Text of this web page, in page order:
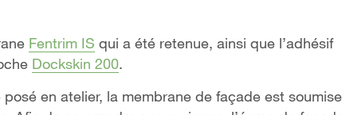
Fentrim IS qui a été retenue, ainsi que l’adhésif
Dockskin 200.
en atelier, la membrane de façade est soumise